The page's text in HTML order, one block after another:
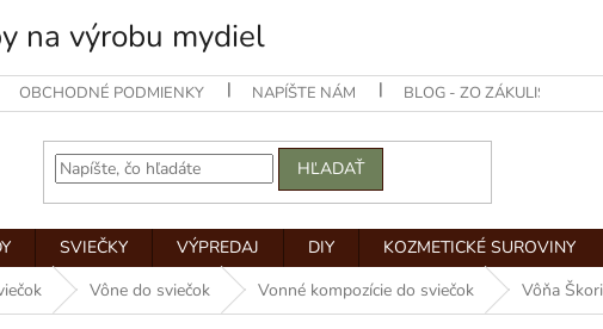
na výrobu mydiel
OBCHODNÉ PODMIENKY NAPÍŠTE NÁM BLOG - ZO ZÁKULISIA A O
HĽADAŤ
SVIEČKY VÝPREDAJ DIY
KOZMETICKÉ SUROVINY
Vône do sviečok Vonné kompozície do sviečok Vôňa